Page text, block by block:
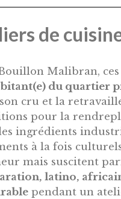
de
Malibran,
du quartier
cru et la
pour la
ingrédients
à la fois
mais suscitent
latino,
pendant un